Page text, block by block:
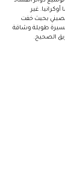
غير
بحيث خفت
طويلة وشاقة
الصحيح.